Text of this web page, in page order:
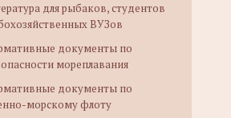
для рыбаков, студентов
ВУЗов
документы по
мореплавания
документы по
морскому флоту